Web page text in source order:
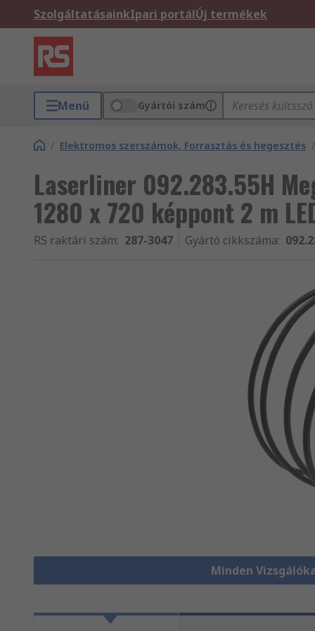
SzolgáltatásainkIpari portálÚj termékek
Menü Gyártói szám
/ Elektromos szerszámok, Forrasztás és hegesztés /
Laserliner 092.283.55H
1280 x 720 képpont 2 m
RS raktári szám: 287-3047 Gyártó cikkszáma:
Minden